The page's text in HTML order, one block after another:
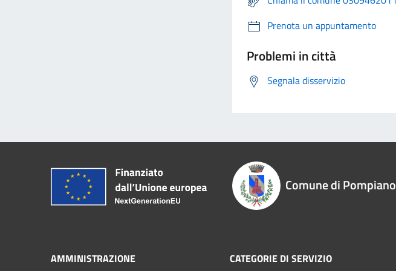
Prenota un appuntamento
Problemi in città
Segnala disservizio
Comune di Pompiano
AMMINISTRAZIONE CATEGORIE DI SERVIZIO